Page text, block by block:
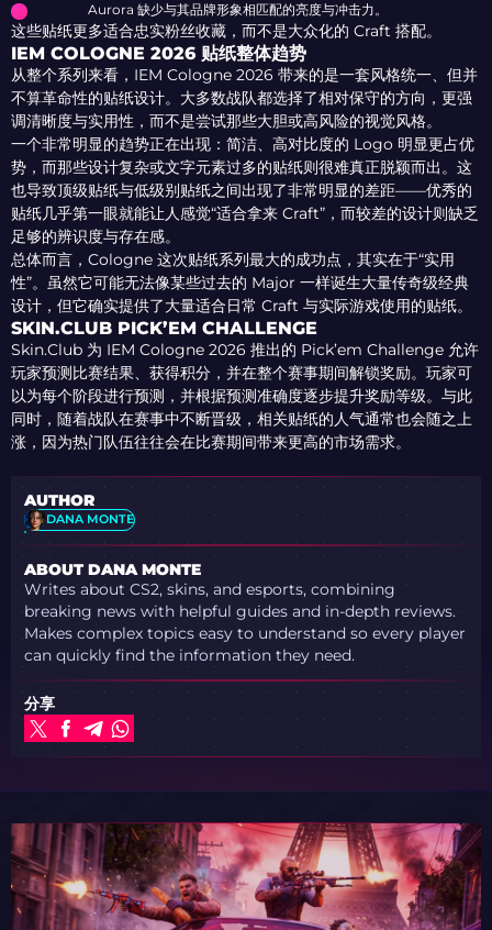
Aurora 缺少与其品牌形象相匹配的亮度与冲击力。
这些贴纸更多适合忠实粉丝收藏，而不是大众化的 Craft 搭配。
IEM COLOGNE 2026 贴纸整体趋势
从整个系列来看，IEM Cologne 2026 带来的是一套风格统一、但并
不算革命性的贴纸设计。大多数战队都选择了相对保守的方向，更强
调清晰度与实用性，而不是尝试那些大胆或高风险的视觉风格。
一个非常明显的趋势正在出现：简洁、高对比度的 Logo 明显更占优
势，而那些设计复杂或文字元素过多的贴纸则很难真正脱颖而出。这
也导致顶级贴纸与低级别贴纸之间出现了非常明显的差距——优秀的
贴纸几乎第一眼就能让人感觉“适合拿来 Craft”，而较差的设计则缺乏
足够的辨识度与存在感。
总体而言，Cologne 这次贴纸系列最大的成功点，其实在于“实用
性”。虽然它可能无法像某些过去的 Major 一样诞生大量传奇级经典
设计，但它确实提供了大量适合日常 Craft 与实际游戏使用的贴纸。
SKIN.CLUB PICK’EM CHALLENGE
Skin.Club 为 IEM Cologne 2026 推出的 Pick’em Challenge 允许
玩家预测比赛结果、获得积分，并在整个赛事期间解锁奖励。玩家可
以为每个阶段进行预测，并根据预测准确度逐步提升奖励等级。与此
同时，随着战队在赛事中不断晋级，相关贴纸的人气通常也会随之上
涨，因为热门队伍往往会在比赛期间带来更高的市场需求。
AUTHOR
DANA MONTE
ABOUT DANA MONTE
Writes about CS2, skins, and esports, combining
breaking news with helpful guides and in-depth reviews.
Makes complex topics easy to understand so every player
can quickly find the information they need.
分享